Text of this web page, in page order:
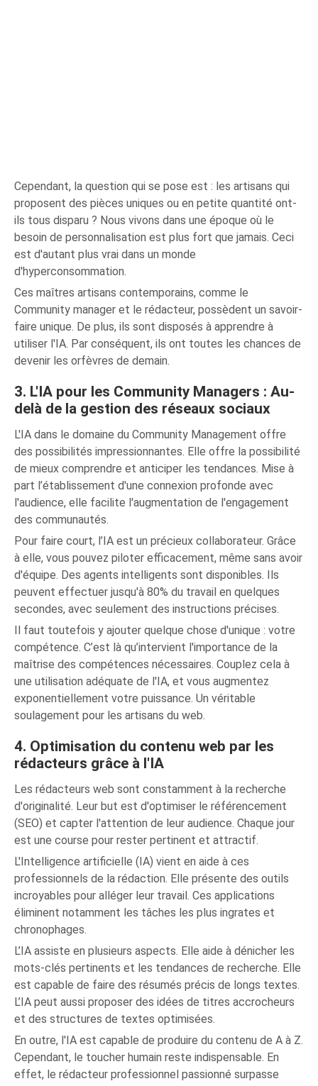
Cependant, la question qui se pose est : les artisans qui
proposent des pièces uniques ou en petite quantité ont-
ils tous disparu ? Nous vivons dans une époque où le
besoin de personnalisation est plus fort que jamais. Ceci
est d'autant plus vrai dans un monde
d'hyperconsommation.
Ces maîtres artisans contemporains, comme le
Community manager et le rédacteur, possèdent un savoir-
faire unique. De plus, ils sont disposés à apprendre à
utiliser l'IA. Par conséquent, ils ont toutes les chances de
devenir les orfèvres de demain.
3. L'IA pour les Community Managers : Au-
delà de la gestion des réseaux sociaux
L'IA dans le domaine du Community Management offre
des possibilités impressionnantes. Elle offre la possibilité
de mieux comprendre et anticiper les tendances. Mise à
part l’établissement d'une connexion profonde avec
l'audience, elle facilite l'augmentation de l'engagement
des communautés.
Pour faire court, l’IA est un précieux collaborateur. Grâce
à elle, vous pouvez piloter efficacement, même sans avoir
d'équipe. Des agents intelligents sont disponibles. Ils
peuvent effectuer jusqu'à 80% du travail en quelques
secondes, avec seulement des instructions précises.
Il faut toutefois y ajouter quelque chose d'unique : votre
compétence. C’est là qu’intervient l'importance de la
maîtrise des compétences nécessaires. Couplez cela à
une utilisation adéquate de l'IA, et vous augmentez
exponentiellement votre puissance. Un véritable
soulagement pour les artisans du web.
4. Optimisation du contenu web par les
rédacteurs grâce à l'IA
Les rédacteurs web sont constamment à la recherche
d'originalité. Leur but est d'optimiser le référencement
(SEO) et capter l'attention de leur audience. Chaque jour
est une course pour rester pertinent et attractif.
L'Intelligence artificielle (IA) vient en aide à ces
professionnels de la rédaction. Elle présente des outils
incroyables pour alléger leur travail. Ces applications
éliminent notamment les tâches les plus ingrates et
chronophages.
L’IA assiste en plusieurs aspects. Elle aide à dénicher les
mots-clés pertinents et les tendances de recherche. Elle
est capable de faire des résumés précis de longs textes.
L’IA peut aussi proposer des idées de titres accrocheurs
et des structures de textes optimisées.
En outre, l'IA est capable de produire du contenu de A à Z.
Cependant, le toucher humain reste indispensable. En
effet, le rédacteur professionnel passionné surpasse